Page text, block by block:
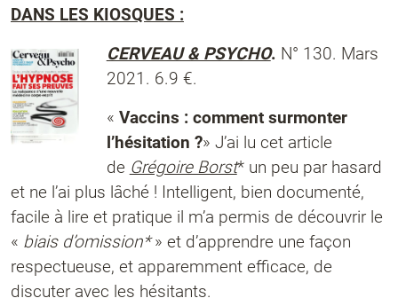
DANS LES KIOSQUES :
CERVEAU & PSYCHO. N° 130. Mars
2021. 6.9 €.
« Vaccins : comment surmonter
l’hésitation ?» J’ai lu cet article
de Grégoire Borst* un peu par hasard
et ne l’ai plus lâché ! Intelligent, bien documenté,
facile à lire et pratique il m’a permis de découvrir le
« biais d’omission*» et d’apprendre une façon
respectueuse, et apparemment efficace, de
discuter avec les hésitants.